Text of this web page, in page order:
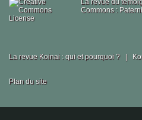
La revue du
Commons :
La revue Koinai : qui et pourquoi ? |
Plan du site